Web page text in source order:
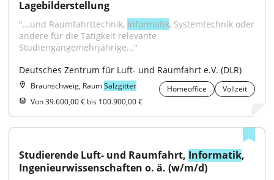
Lagebilderstellung
"...und Raumfahrttechnik, Informatik, Systemtechnik oder
andere für die Tätigkeit relevante
Studiengängemehrjährige..."
Deutsches Zentrum für Luft- und Raumfahrt e.V. (DLR)
Braunschweig, RaumSalzgitter Homeoffice
Vollzeit
Von 39.600,00 € bis 100.900,00 €
Studierende Luft- und Raumfahrt, Informatik,
Ingenieurwissenschaften o. ä. (w/m/d)